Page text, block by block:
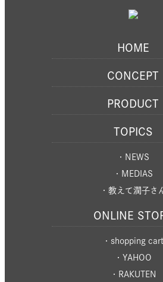
HOME
CONCEPT
PRODUCT
TOPICS
・NEWS
・MEDIAS
・教えて潤子さ
ONLINE
・shopping cart
・YAHOO
・RAKUTEN